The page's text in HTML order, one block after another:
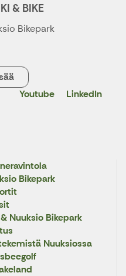
& BIKE
Bikepark
Youtube LinkedIn
Bikepark
Nuuksio Bikepark
Nuuksiossa